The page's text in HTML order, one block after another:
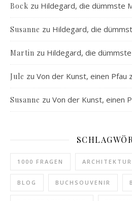
Bock zu Hildegard, die dümmste
Susanne zu Hildegard, die
Martin zu Hildegard, die
Jule zu Von der Kunst, einen Pfau
Susanne zu Von der Kunst, einen
1000 FRAGEN ARCHITEKTUR
BLOG BUCHSOUVENIR